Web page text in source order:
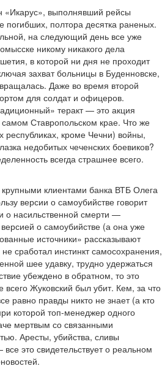
«Икарус», выполнявший рейсы
полтора десятка раненых.
на следующий день все уже
никому никакого дела
в которой ни дня не проходит
захват больницы в Буденновске,
Даже во время второй
для солдат и офицеров.
теракт — это акция
Ставропольском крае. Что же
республиках, кроме Чечни) войны,
недобитых чеченских боевиков?
всегда страшнее всего.
клиентами банка ВТБ Олега
версии о самоубийстве говорит
о насильственной смерти —
о самоубийстве (а она уже
источники» рассказывают
сработал инстинкт самосохранения,
шее удавку, трудно удержаться
убеждено в обратном, то это
всего Жуковский был убит. Кем, за что
равно правды никто не знает (а кто
которой топ-менеджер одного
мертвым со связанными
Аресты, убийства, сливы
это свидетельствует о реальном